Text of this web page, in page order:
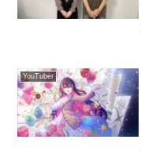
YouTuber